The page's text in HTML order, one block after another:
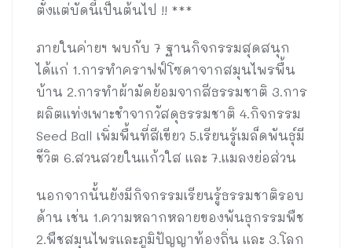
ตั้งแต่บัดนี้เป็นต้นไป !! ***
ภายในค่ายฯ พบกับ 7 ฐานกิจกรรมสุดสนุก
ได้แก่ 1.การทำคราฟฟ์โซดาจากสมุนไพรพื้น
บ้าน 2.การทำผ้ามัดย้อมจากสีธรรมชาติ 3.การ
ผลิตแท่งเพาะชำจากวัสดุธรรมชาติ 4.กิจกรรม
Seed Ball เพิ่มพื้นที่สีเขียว 5.เรียนรู้เมล็ดพันธุ์มี
ชีวิต 6.สวนสวยในแก้วใส และ 7.แมลงย่อส่วน
นอกจากนั้นยังมีกิจกรรมเรียนรู้ธรรมชาติรอบ
ด้าน เช่น 1.ความหลากหลายของพันธุกรรมพืช
2.พืชสมุนไพรและภูมิปัญญาท้องถิ่น และ 3.โลก